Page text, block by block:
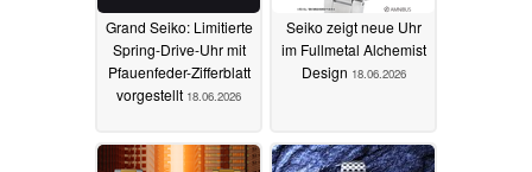
Grand Seiko: Limitierte
Spring-Drive-Uhr mit
Pfauenfeder-Zifferblatt
vorgestellt 18.06.2026
Seiko zeigt neue Uhr
im Fullmetal Alchemist
Design 18.06.2026